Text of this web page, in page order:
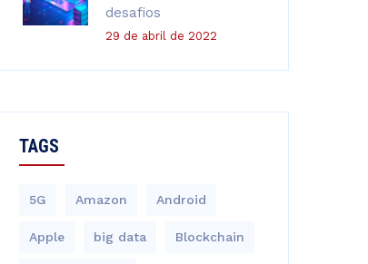
desafios
29 de abril de 2022
TAGS
5G Amazon Android
Apple big data Blockchain